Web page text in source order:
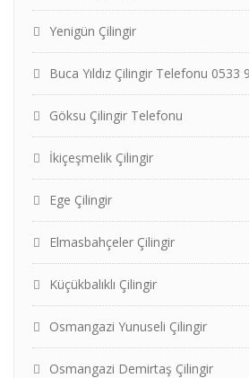
Yenigün Çilingir
Buca Yıldız Çilingir Telefonu 0533
Göksu Çilingir Telefonu
İkiçeşmelik Çilingir
Ege Çilingir
Elmasbahçeler Çilingir
Küçükbalıklı Çilingir
Osmangazi Yunuseli Çilingir
Osmangazi Demirtaş Çilingir